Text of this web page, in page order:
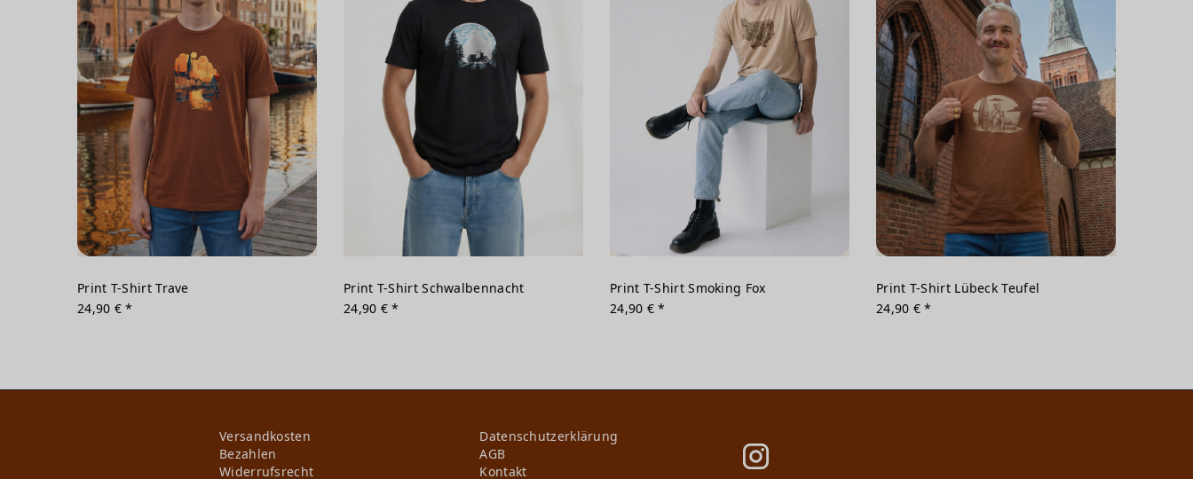
Print T-Shirt Trave
24,90 € *
Print T-Shirt Schwalbennacht
24,90 € *
Print T-Shirt Smoking Fox
24,90 € *
Print T-Shirt Lübeck Teufel
24,90 € *
Versandkosten
Bezahlen
Widerrufs­recht
Daten­schutz­erklärung
AGB
Kontakt